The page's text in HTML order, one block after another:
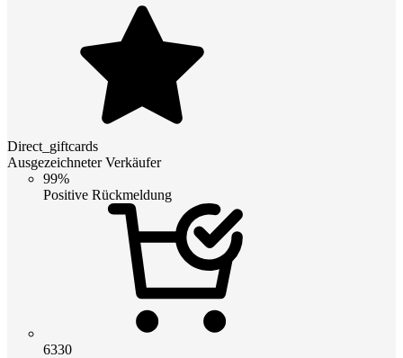
Direct_giftcards
Ausgezeichneter Verkäufer
99%
Positive Rückmeldung
6330